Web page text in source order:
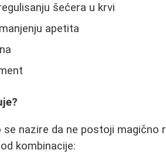
šećera u krvi
apetita
nazire da ne postoji magično
kombinacije: